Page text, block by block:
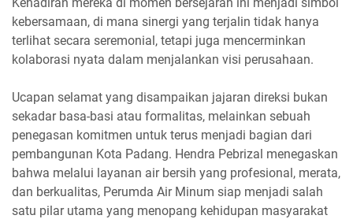
kebersamaan, di mana sinergi yang terjalin tidak hanya
terlihat secara seremonial, tetapi juga mencerminkan
kolaborasi nyata dalam menjalankan visi perusahaan.
Ucapan selamat yang disampaikan jajaran direksi bukan
sekadar basa-basi atau formalitas, melainkan sebuah
penegasan komitmen untuk terus menjadi bagian dari
pembangunan Kota Padang. Hendra Pebrizal menegaskan
bahwa melalui layanan air bersih yang profesional, merata,
dan berkualitas, Perumda Air Minum siap menjadi salah
satu pilar utama yang menopang kehidupan masyarakat